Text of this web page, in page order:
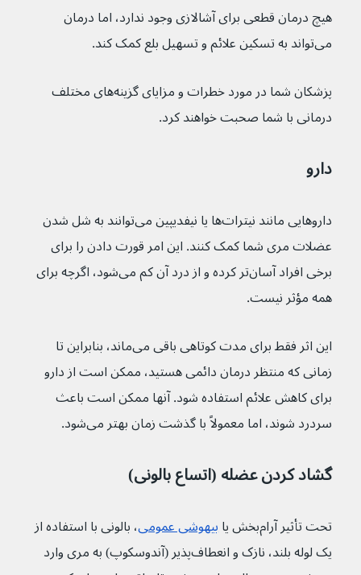
هیچ درمان قطعی برای آشالازی وجود ندارد، اما درمان
می‌تواند به تسکین علائم و تسهیل بلع کمک کند.
پزشکان شما در مورد خطرات و مزایای گزینه‌های مختلف
درمانی با شما صحبت خواهند کرد.
دارو
داروهایی مانند نیترات‌ها یا نیفدیپین می‌توانند به شل شدن
عضلات مری شما کمک کنند. این امر قورت دادن را برای
برخی افراد آسان‌تر کرده و از درد آن کم می‌شود، اگرچه برای
همه مؤثر نیست.
این اثر فقط برای مدت کوتاهی باقی می‌ماند، بنابراین تا
زمانی که منتظر درمان دائمی هستید، ممکن است از دارو
برای کاهش علائم استفاده شود. آنها ممکن است باعث
سردرد شوند، اما معمولاً با گذشت زمان بهتر می‌شود.
گشاد کردن عضله (اتساع بالونی)
تحت تأثیر آرام‌بخش یا بیهوشی عمومی، بالونی با استفاده از
یک لوله بلند، نازک و انعطاف‌پذیر (آندوسکوپ) به مری وارد